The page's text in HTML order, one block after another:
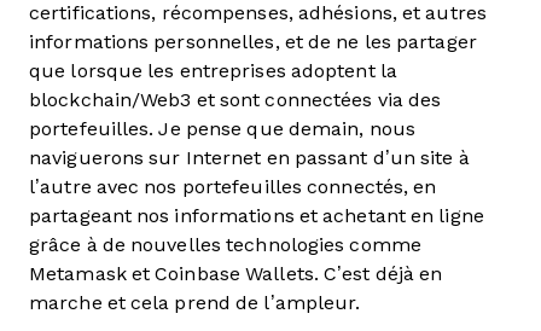
certifications, récompenses, adhésions, et autres
informations personnelles, et de ne les partager
que lorsque les entreprises adoptent la
blockchain/Web3 et sont connectées via des
portefeuilles. Je pense que demain, nous
naviguerons sur Internet en passant d’un site à
l’autre avec nos portefeuilles connectés, en
partageant nos informations et achetant en ligne
grâce à de nouvelles technologies comme
Metamask et Coinbase Wallets. C’est déjà en
marche et cela prend de l’ampleur.